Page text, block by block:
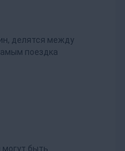
делятся между
поездка
быть